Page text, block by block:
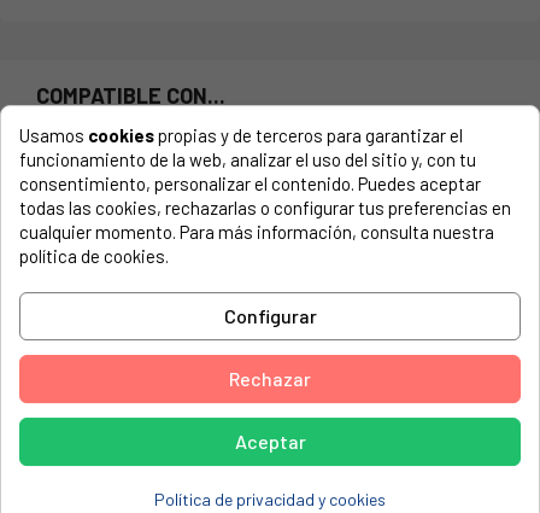
COMPATIBLE CON...
El número de modelo lo encontrarás en la etiqueta de tu
electrodoméstico. Suele estar formado por números y
letras.
TEKA, SM
Envíos Express
Usamos cookiespropias y de terceros para garantizar el
funcionamiento de la web, analizar el uso del sitio y, con tu
consentimiento, personalizar el contenido. Puedes aceptar
todas las cookies, rechazarlas o configurar tus preferencias en
cualquier momento. Para más información, consulta nuestra
política de cookies.
Configurar
Rechazar
Aceptar
Política de privacidad y cookies